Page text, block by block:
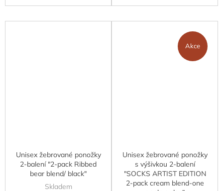
Unisex žebrované ponožky
2-balení "2-pack Ribbed
bear blend/ black"
Skladem
Akce
Unisex žebrované ponožky
s výšivkou 2-balení
"SOCKS ARTIST EDITION
2-pack cream blend-one